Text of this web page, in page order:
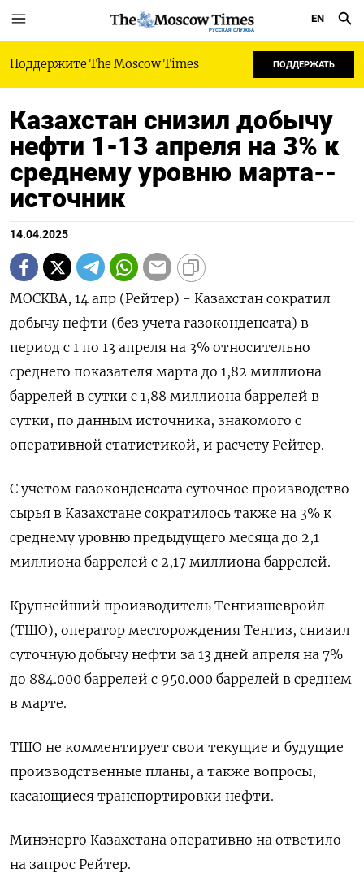
РУССКАЯ СЛУЖБА
EN
Поддержите The Moscow Times ПОДДЕРЖАТЬ
Казахстан снизил добычу
нефти 1-13 апреля на 3% к
среднему уровню марта--
источник
14.04.2025
МОСКВА, 14 апр (Рейтер) - Казахстан сократил
добычу нефти (без учета газоконденсата) в
период с 1 по 13 апреля на 3% относительно
среднего показателя марта до 1,82 миллиона
баррелей в сутки с 1,88 миллиона баррелей в
сутки, по данным источника, знакомого с
оперативной статистикой, и расчету Рейтер.
С учетом газоконденсата суточное производство
сырья в Казахстане сократилось также на 3% к
среднему уровню предыдущего месяца до 2,1
миллиона баррелей с 2,17 миллиона баррелей.
Крупнейший производитель Тенгизшевройл
(ТШО), оператор месторождения Тенгиз, снизил
суточную добычу нефти за 13 дней апреля на 7%
до 884.000 баррелей с 950.000 баррелей в среднем
в марте.
ТШО не комментирует свои текущие и будущие
производственные планы, а также вопросы,
касающиеся транспортировки нефти.
Минэнерго Казахстана оперативно на ответило
на запрос Рейтер.